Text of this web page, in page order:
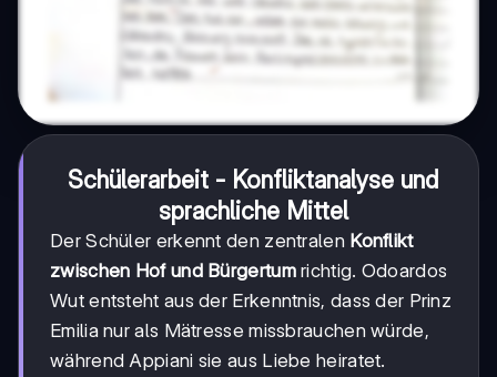
Schülerarbeit - Konfliktanalyse und
sprachliche Mittel
Der Schüler erkennt den zentralen Konflikt
zwischen Hof und Bürgertumrichtig. Odoardos
Wut entsteht aus der Erkenntnis, dass der Prinz
Emilia nur als Mätresse missbrauchen würde,
während Appiani sie aus Liebe heiratet.